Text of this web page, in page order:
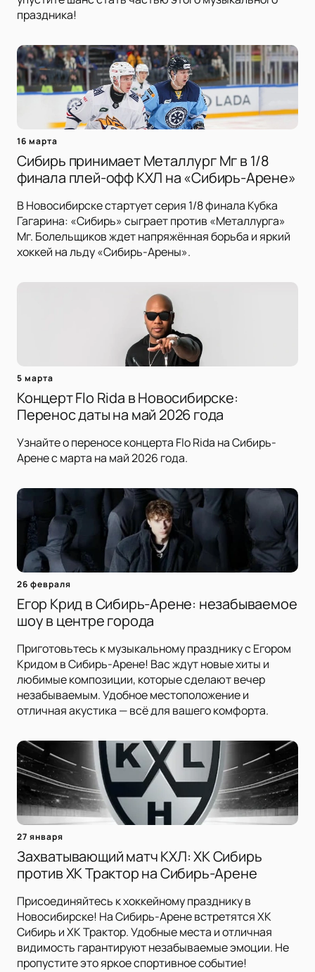
праздника!
16 марта
Сибирь принимает Металлург Мг в 1/8
финала плей-офф КХЛ на «Сибирь-Арене»
В Новосибирске стартует серия 1/8 финала Кубка
Гагарина: «Сибирь» сыграет против «Металлурга»
Мг. Болельщиков ждет напряжённая борьба и яркий
хоккей на льду «Сибирь-Арены».
5 марта
Концерт Flo Rida в Новосибирске:
Перенос даты на май 2026 года
Узнайте о переносе концерта Flo Rida на Сибирь-
Арене с марта на май 2026 года.
26 февраля
Егор Крид в Сибирь-Арене: незабываемое
шоу в центре города
Приготовьтесь к музыкальному празднику с Егором
Кридом в Сибирь-Арене! Вас ждут новые хиты и
любимые композиции, которые сделают вечер
незабываемым. Удобное местоположение и
отличная акустика — всё для вашего комфорта.
27 января
Захватывающий матч КХЛ: ХК Сибирь
против ХК Трактор на Сибирь-Арене
Присоединяйтесь к хоккейному празднику в
Новосибирске! На Сибирь-Арене встретятся ХК
Сибирь и ХК Трактор. Удобные места и отличная
видимость гарантируют незабываемые эмоции. Не
пропустите это яркое спортивное событие!